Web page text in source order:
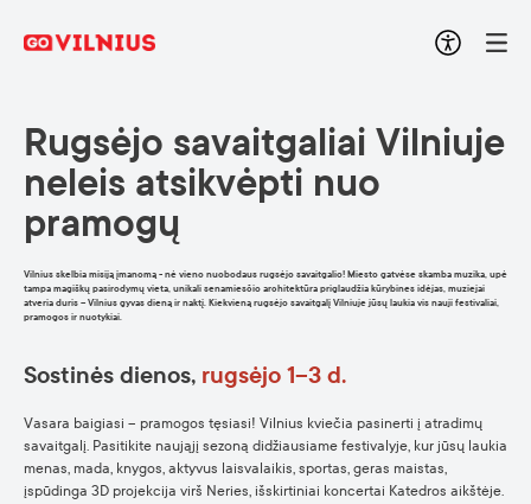
Rugsėjo savaitgaliai Vilniuje
neleis atsikvėpti nuo
pramogų
Vilnius skelbia misiją įmanomą - nė vieno nuobodaus rugsėjo savaitgalio! Miesto gatvėse skamba muzika, upė
tampa magiškų pasirodymų vieta, unikali senamiesčio architektūra priglaudžia kūrybines idėjas, muziejai
atveria duris – Vilnius gyvas dieną ir naktį. Kiekvieną rugsėjo savaitgalį Vilniuje jūsų laukia vis nauji festivaliai,
pramogos ir nuotykiai.
Sostinės dienos, rugsėjo 1–3 d.
Vasara baigiasi – pramogos tęsiasi! Vilnius kviečia pasinerti į atradimų
savaitgalį. Pasitikite naująjį sezoną didžiausiame festivalyje, kur jūsų laukia
menas, mada, knygos, aktyvus laisvalaikis, sportas, geras maistas,
įspūdinga 3D projekcija virš Neries, išskirtiniai koncertai Katedros aikštėje.